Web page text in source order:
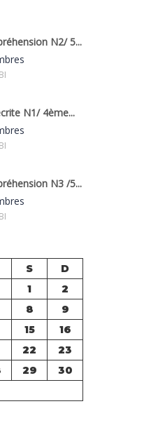
N2/ 5...
N1/ 4ème...
N3 /5...
S
D
1
2
8
9
15
16
22
23
29
30